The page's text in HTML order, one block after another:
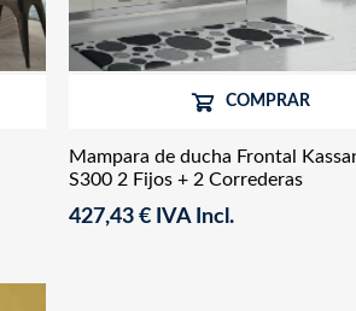
Mampara de ducha Frontal
S300 2 Fijos + 2 Correderas
427,43 € IVA Incl.
COMPRAR